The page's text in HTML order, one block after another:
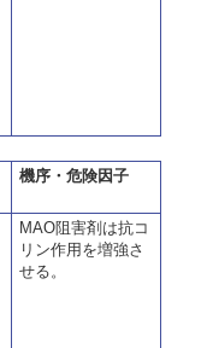
機序・危険因子
MAO阻害剤は抗コ
リン作用を増強さ
せる。